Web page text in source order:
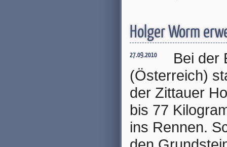
Holger Worm
27.09.2010
Bei der
(Österreich)
der Zittauer
bis 77
ins Rennen.